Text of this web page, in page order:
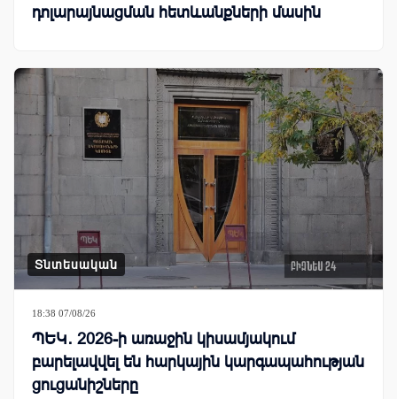
դոլարայնացման հետևանքների մասին
Տնտեսական
18:38 07/08/26
ՊԵԿ․ 2026-ի առաջին կիսամյակում
բարելավվել են հարկային կարգապահության
ցուցանիշները